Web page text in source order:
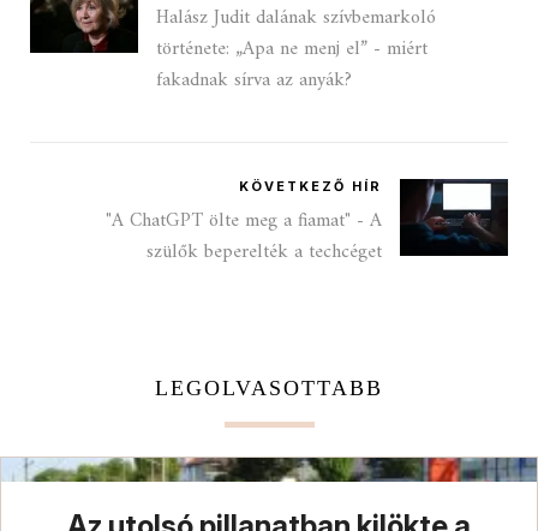
Halász Judit dalának szívbemarkoló
története: „Apa ne menj el” - miért
fakadnak sírva az anyák?
KÖVETKEZŐ HÍR
"A ChatGPT ölte meg a fiamat" - A
szülők beperelték a techcéget
LEGOLVASOTTABB